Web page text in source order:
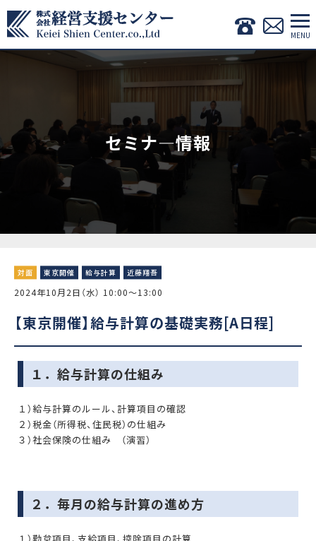
セミナ―情報
対面 東京開催 給与計算 近藤翔吾
2024年10月2日（水） 10:00〜13:00
【東京開催】給与計算の基礎実務[A日程]
１．給与計算の仕組み
１）給与計算のルール、計算項目の確認
２）税金（所得税、住民税）の仕組み
３）社会保険の仕組み （演習）
２．毎月の給与計算の進め方
１）勤怠項目、支給項目、控除項目の計算